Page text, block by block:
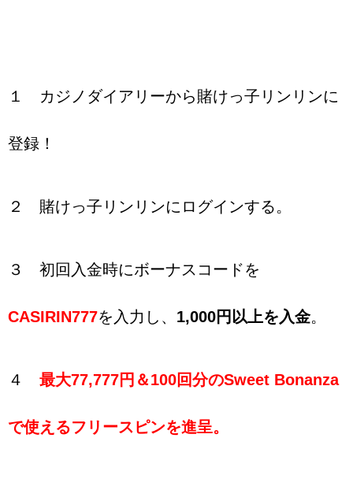
１ カジノダイアリーから賭けっ子リンリンに
登録！
２ 賭けっ子リンリンにログインする。
３ 初回入金時にボーナスコードを
CASIRIN777を入力し、 1,000円以上を入金。
４ 最大77,777円＆100回分のSweet Bonanza
で使えるフリースピンを進呈。